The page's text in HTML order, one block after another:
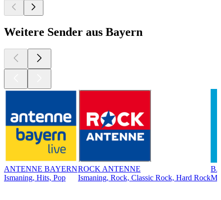
Weitere Sender aus Bayern
ANTENNE BAYERN
Ismaning, Hits, Pop
ROCK ANTENNE
Ismaning, Rock, Classic Rock, Hard Rock